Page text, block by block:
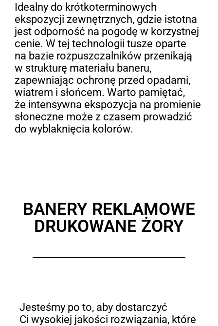
Idealny do krótkoterminowych
ekspozycji zewnętrznych, gdzie istotna
jest odporność na pogodę w korzystnej
cenie. W tej technologii tusze oparte
na bazie rozpuszczalników przenikają
w strukturę materiału baneru,
zapewniając ochronę przed opadami,
wiatrem i słońcem. Warto pamiętać,
że intensywna ekspozycja na promienie
słoneczne może z czasem prowadzić
do wyblaknięcia kolorów.
BANERY REKLAMOWE
DRUKOWANE ŻORY
Jesteśmy po to, aby dostarczyć
Ci wysokiej jakości rozwiązania, które